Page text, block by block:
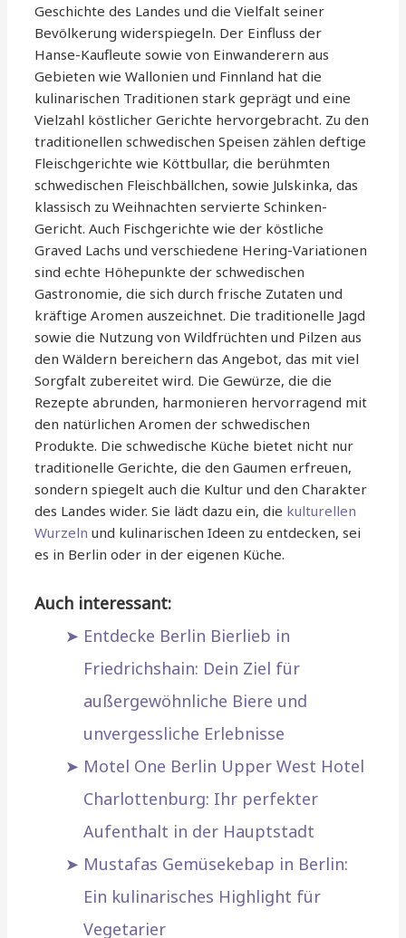
Geschichte des Landes und die Vielfalt seiner
Bevölkerung widerspiegeln. Der Einfluss der
Hanse-Kaufleute sowie von Einwanderern aus
Gebieten wie Wallonien und Finnland hat die
kulinarischen Traditionen stark geprägt und eine
Vielzahl köstlicher Gerichte hervorgebracht. Zu den
traditionellen schwedischen Speisen zählen deftige
Fleischgerichte wie Köttbullar, die berühmten
schwedischen Fleischbällchen, sowie Julskinka, das
klassisch zu Weihnachten servierte Schinken-
Gericht. Auch Fischgerichte wie der köstliche
Graved Lachs und verschiedene Hering-Variationen
sind echte Höhepunkte der schwedischen
Gastronomie, die sich durch frische Zutaten und
kräftige Aromen auszeichnet. Die traditionelle Jagd
sowie die Nutzung von Wildfrüchten und Pilzen aus
den Wäldern bereichern das Angebot, das mit viel
Sorgfalt zubereitet wird. Die Gewürze, die die
Rezepte abrunden, harmonieren hervorragend mit
den natürlichen Aromen der schwedischen
Produkte. Die schwedische Küche bietet nicht nur
traditionelle Gerichte, die den Gaumen erfreuen,
sondern spiegelt auch die Kultur und den Charakter
des Landes wider. Sie lädt dazu ein, die kulturellen
Wurzeln und kulinarischen Ideen zu entdecken, sei
es in Berlin oder in der eigenen Küche.
Auch interessant:
Entdecke Berlin Bierlieb in
Friedrichshain: Dein Ziel für
außergewöhnliche Biere und
unvergessliche Erlebnisse
Motel One Berlin Upper West Hotel
Charlottenburg: Ihr perfekter
Aufenthalt in der Hauptstadt
Mustafas Gemüsekebap in Berlin:
Ein kulinarisches Highlight für
Vegetarier